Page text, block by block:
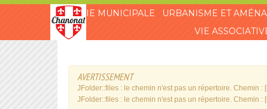
VIE MUNICIPALE URBANISME ET
VIE
AVERTISSEMENT
JFolder::files : le chemin n'est pas un répertoire. Chemin :
JFolder::files : le chemin n'est pas un répertoire. Chemin :